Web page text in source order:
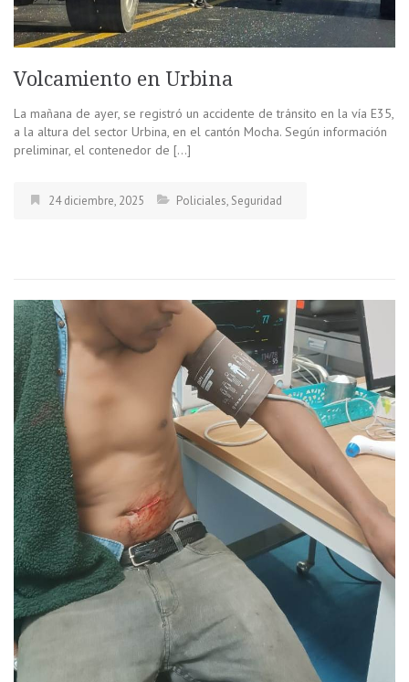
Volcamiento en Urbina
La mañana de ayer, se registró un accidente de tránsito en la vía E35,
a la altura del sector Urbina, en el cantón Mocha. Según información
preliminar, el contenedor de […]
24 diciembre, 2025 Policiales, Seguridad